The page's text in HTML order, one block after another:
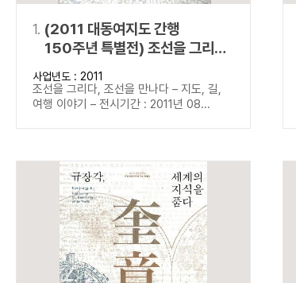
동시에 여러 개의 연산자를 사용할 수 있습니다.
1. (2011 대동여지도 간행
150주년 특별전) 조선을 그리다,
조선을 만나다
사업년도 : 2011
조선을 그리다, 조선을 만나다 – 지도, 길,
여행 이야기 – 전시기간 : 2011년 08...